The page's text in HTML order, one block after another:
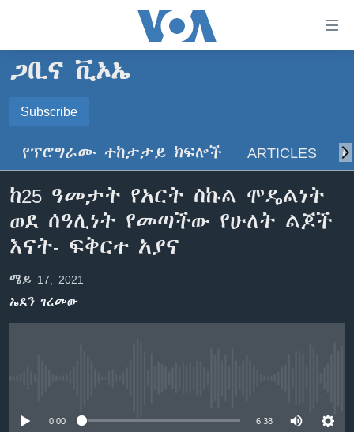
ማገናኛዎች
ወደ
ዋናው
ይዘት
እለፍ
ወደ
ዋናው
ይዘት
ዜና
ኢትዮጵያ
ዓለምአቀፍ
አሜሪካ
መካከለኛው ምሥራቅ
ኑሮ በጤንነት
ከምሽቱ ሦስት ሰዓት የአማርኛ ዜና
ቪዲዮ
የፎቶ መድብሎች
ክምችት
Learning English
ቋንቋዎች
ጋቢና ቪኦኤ
Subscribe
ይድረሰኝ / ይላክልኝ
የፕሮግራሙ ተከታታይ ክፍሎች ARTICLES
ከ25 ዓመታት የአርት ስኩል ሞዴልነት
ወደ ሰዓሊነት የመጣችው የሁለት ልጆች
እናት- ፍቅርተ አያና
ሜይ 17, 2021
ኤደን ገረመው
0:00 6:38